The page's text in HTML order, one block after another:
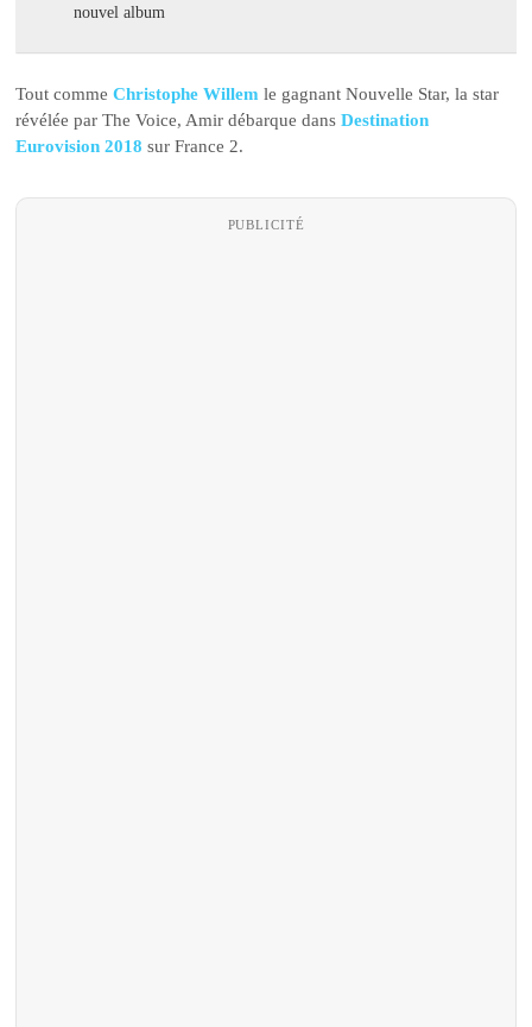
nouvel album
Tout commeChristophe Willem le gagnant Nouvelle Star, la star
révélée par The Voice, Amir débarque dans Destination
Eurovision 2018 sur France 2.
PUBLICITÉ